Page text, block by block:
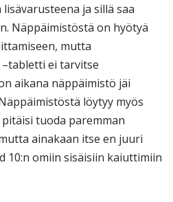
ja sillä saa
Näppäimistöstä on hyötyä
mutta
ei tarvitse
aikana näppäimistö jäi
löytyy myös
tuoda paremman
ainakaan itse en juuri
10:n omiin sisäisiin kaiuttimiin